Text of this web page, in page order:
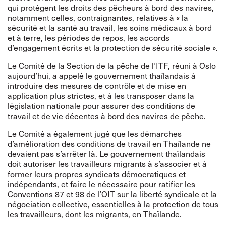
qui protègent les droits des pêcheurs à bord des navires,
notamment celles, contraignantes, relatives à « la
sécurité et la santé au travail, les soins médicaux à bord
et à terre, les périodes de repos, les accords
d’engagement écrits et la protection de sécurité sociale ».
Le Comité de la Section de la pêche de l’ITF, réuni à Oslo
aujourd’hui, a appelé le gouvernement thaïlandais à
introduire des mesures de contrôle et de mise en
application plus strictes, et à les transposer dans la
législation nationale pour assurer des conditions de
travail et de vie décentes à bord des navires de pêche.
Le Comité a également jugé que les démarches
d’amélioration des conditions de travail en Thaïlande ne
devaient pas s’arrêter là. Le gouvernement thaïlandais
doit autoriser les travailleurs migrants à s’associer et à
former leurs propres syndicats démocratiques et
indépendants, et faire le nécessaire pour ratifier les
Conventions 87 et 98 de l’OIT sur la liberté syndicale et la
négociation collective, essentielles à la protection de tous
les travailleurs, dont les migrants, en Thaïlande.